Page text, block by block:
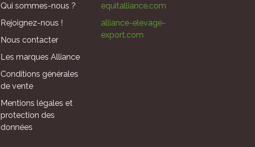
Qui sommes-nous ?
Rejoignez-nous !
Nous contacter
Les marques Alliance
Conditions générales
de vente
Mentions légales et
protection des
données
equitalliance.com
alliance-elevage-
export.com